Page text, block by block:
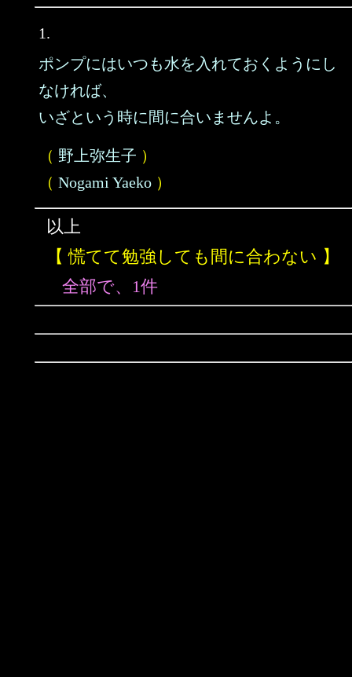
1.
ポンプにはいつも水を入れておくようにし
なければ、
いざという時に間に合いませんよ。
（ 野上弥生子 ）
（ Nogami Yaeko ）
以上
【 慌てて勉強しても間に合わない 】
全部で、1件